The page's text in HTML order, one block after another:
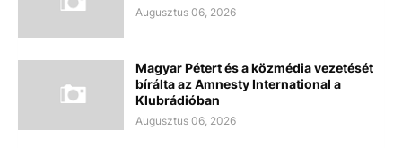
Augusztus 06, 2026
Magyar Pétert és a közmédia vezetését
bírálta az Amnesty International a
Klubrádióban
Augusztus 06, 2026